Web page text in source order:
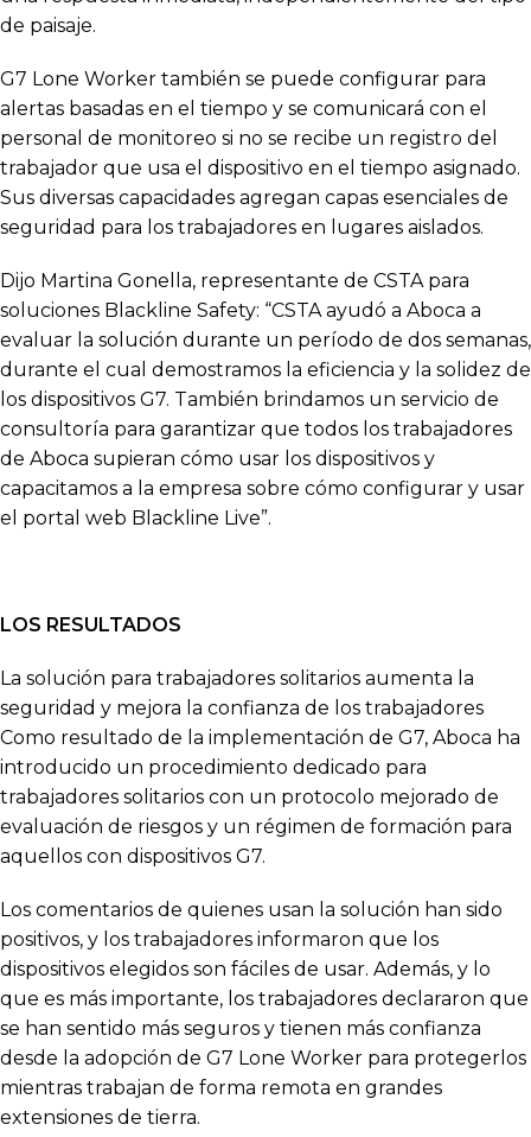
de paisaje.
G7 Lone Worker también se puede configurar para
alertas basadas en el tiempo y se comunicará con el
personal de monitoreo si no se recibe un registro del
trabajador que usa el dispositivo en el tiempo asignado.
Sus diversas capacidades agregan capas esenciales de
seguridad para los trabajadores en lugares aislados.
Dijo Martina Gonella, representante de CSTA para
soluciones Blackline Safety: “CSTA ayudó a Aboca a
evaluar la solución durante un período de dos semanas,
durante el cual demostramos la eficiencia y la solidez de
los dispositivos G7. También brindamos un servicio de
consultoría para garantizar que todos los trabajadores
de Aboca supieran cómo usar los dispositivos y
capacitamos a la empresa sobre cómo configurar y usar
el portal web Blackline Live”.
LOS RESULTADOS
La solución para trabajadores solitarios aumenta la
seguridad y mejora la confianza de los trabajadores
Como resultado de la implementación de G7, Aboca ha
introducido un procedimiento dedicado para
trabajadores solitarios con un protocolo mejorado de
evaluación de riesgos y un régimen de formación para
aquellos con dispositivos G7.
Los comentarios de quienes usan la solución han sido
positivos, y los trabajadores informaron que los
dispositivos elegidos son fáciles de usar. Además, y lo
que es más importante, los trabajadores declararon que
se han sentido más seguros y tienen más confianza
desde la adopción de G7 Lone Worker para protegerlos
mientras trabajan de forma remota en grandes
extensiones de tierra.